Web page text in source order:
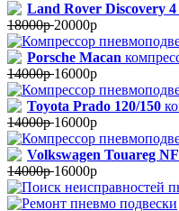
Land Rover Discovery 4
18000р20000р
Porsche Macan
14000р16000р
Toyota Prado 120/150
14000р16000р
Volkswagen Touareg NF
14000р16000р